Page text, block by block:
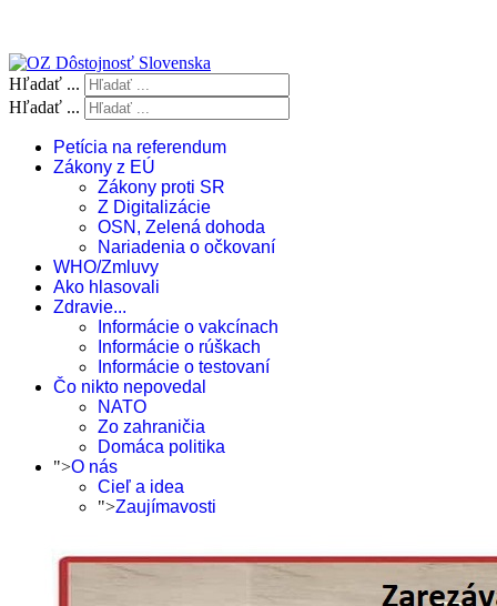
Hľadať ...
Hľadať ...
Petícia na referendum
Zákony z EÚ
Zákony proti SR
Z Digitalizácie
OSN, Zelená dohoda
Nariadenia o očkovaní
WHO/Zmluvy
Ako hlasovali
Zdravie...
Informácie o vakcínach
Informácie o rúškach
Informácie o testovaní
Čo nikto nepovedal
NATO
Zo zahraničia
Domáca politika
">O nás
Cieľ a idea
">Zaujímavosti